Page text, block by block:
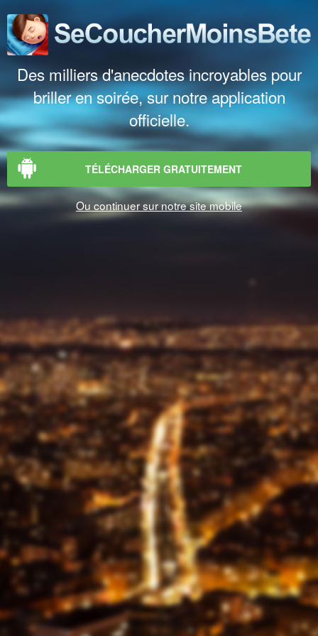
Des milliers d'anecdotes incroyables pour
briller en soirée, sur notre application
officielle.
TÉLÉCHARGER GRATUITEMENT
Ou continuer sur notre site mobile